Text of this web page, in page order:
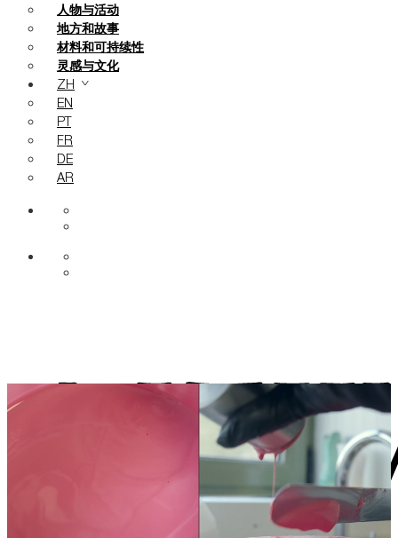
人物与活动
地方和故事
材料和可持续性
灵感与文化
ZH
EN
PT
FR
DE
AR